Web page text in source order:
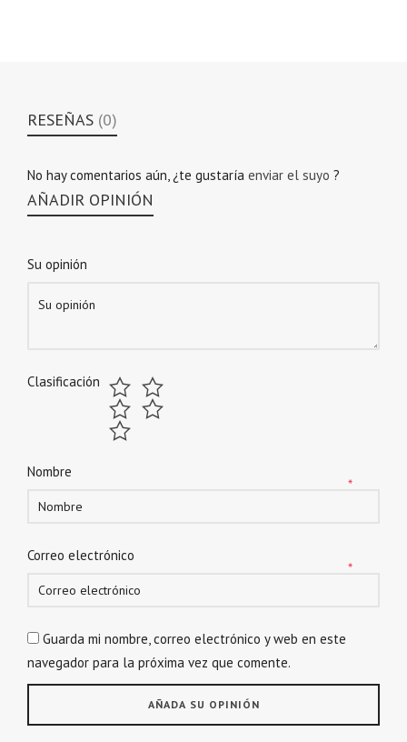
RESEÑAS (0)
No hay comentarios aún, ¿te gustaría enviar el suyo ?
AÑADIR OPINIÓN
Su opinión
Clasificación
Nombre
*
Correo electrónico
*
Guarda mi nombre, correo electrónico y web en este
navegador para la próxima vez que comente.